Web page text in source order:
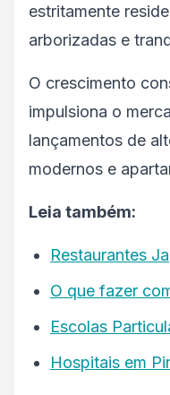
estritamente
arborizadas e
O crescimento
impulsiona o
lançamentos de
modernos e
Leia também:
Restaurantes
O que fazer
Escolas
Hospitais em